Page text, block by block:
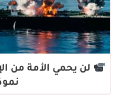
لن يحمي الأمة من